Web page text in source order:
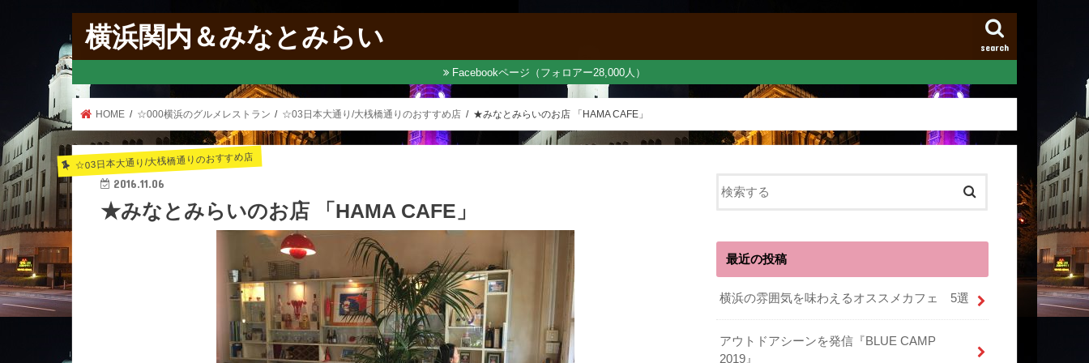
横浜関内＆みなとみらい search
Facebookページ（フォロアー28,000人）
HOME ☆000横浜のグルメレストラン ☆03日本大通り/大桟橋通りのおすすめ店 ★みなとみらいのお店 「HAMA CAFE」
☆03日本大通り/大桟橋通りのおすすめ店
2016.11.06
★みなとみらいのお店 「HAMA CAFE」
最近の投稿
横浜の雰囲気を味わえるオススメカフェ 5選
アウトドアシーンを発信『BLUE CAMP
2019』